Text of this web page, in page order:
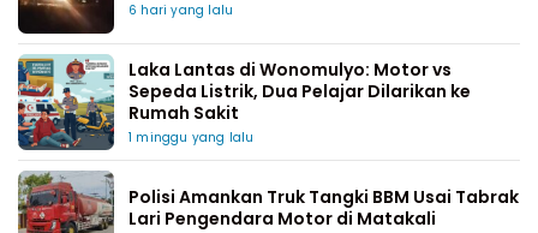
6 hari yang lalu
Laka Lantas di Wonomulyo: Motor vs
Sepeda Listrik, Dua Pelajar Dilarikan ke
Rumah Sakit
1 minggu yang lalu
Polisi Amankan Truk Tangki BBM Usai Tabrak
Lari Pengendara Motor di Matakali